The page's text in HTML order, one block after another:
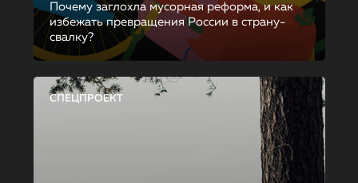
Почему заглохла мусорная реформа, и как
избежать превращения России в страну-
свалку?
СПЕЦПРОЕКТ